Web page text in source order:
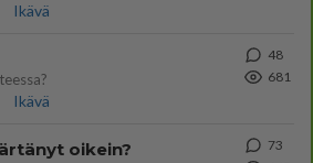
Ikävä
Ikävä
48
681
oikein?
73